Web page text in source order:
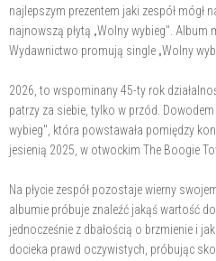
najlepszym prezentem jaki zespół mógł
najnowszą płytą „Wolny wybieg". Album
Wydawnictwo promują single „Wolny
2026, to wspominany 45-ty rok
patrzy za siebie, tylko w przód.
wybieg", która powstawała pomiędzy
jesienią 2025, w otwockim The Boogie
Na płycie zespół pozostaje wierny
albumie próbuje znaleźć jakąś wartość
jednocześnie z dbałością o brzmienie i
docieka prawd oczywistych, próbując